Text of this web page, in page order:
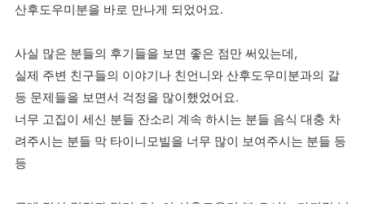
산후도우미분을 바로 만나게 되었어요.
사실 많은 분들의 후기들을 보면 좋은 점만 써있는데,
실제 주변 친구들의 이야기나 친언니와 산후도우미분과의 갈
등 문제들을 보면서 걱정을 많이했었어요.
너무 고집이 세신 분들 잔소리 계속 하시는 분들 음식 대충 차
려주시는 분들 막 타이니모빌을 너무 많이 보여주시는 분들 등
등